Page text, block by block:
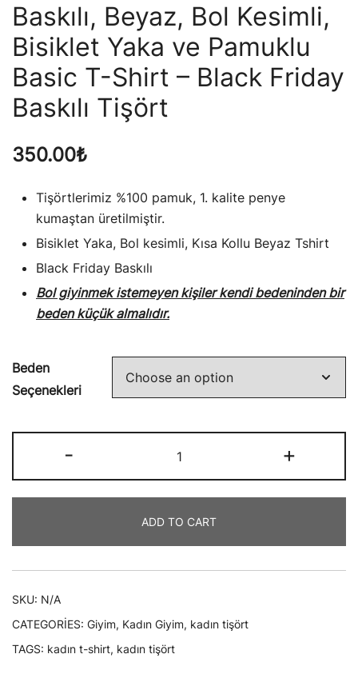
Baskılı, Beyaz, Bol Kesimli,
Bisiklet Yaka ve Pamuklu
Basic T-Shirt – Black Friday
Baskılı Tişört
350.00₺
Tişörtlerimiz %100 pamuk, 1. kalite penye
kumaştan üretilmiştir.
Bisiklet Yaka, Bol kesimli, Kısa Kollu Beyaz Tshirt
Black Friday Baskılı
Bol giyinmek istemeyen kişiler kendi bedeninden bir
beden küçük almalıdır.
Beden
Seçenekleri
-
Beyaz,
Bol
Bisiklet
Yaka
ve
T-
+
ADD TO CART
SKU: N/A
CATEGORIES: Giyim, Kadın Giyim, kadın tişört
TAGS: kadın t-shirt, kadın tişört